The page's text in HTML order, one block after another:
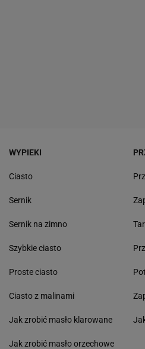
WYPIEKI
Ciasto
Sernik
Sernik na zimno
Szybkie ciasto
Proste ciasto
Ciasto z malinami
Jak zrobić masło klarowane
Jak zrobić masło orzechowe